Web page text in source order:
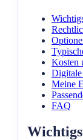
Kosten
Digitale
Meine
FAQ